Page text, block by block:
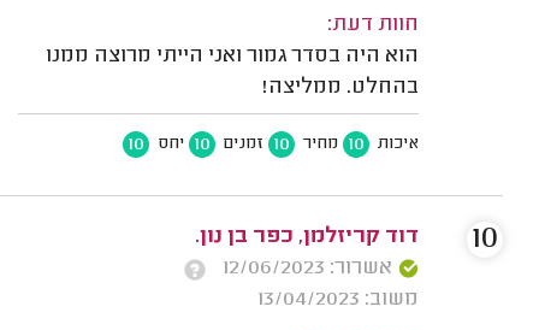
חוות דעת:
הוא היה בסדר גמור ואני הייתי מרוצה ממנו
בהחלט. ממליצה!
איכות 10 מחיר 10 זמנים 10 יחס 10
דוד קריזלמן, כפר בן נון.
אשרור: 12/06/2023
משוב: 13/04/2023
10